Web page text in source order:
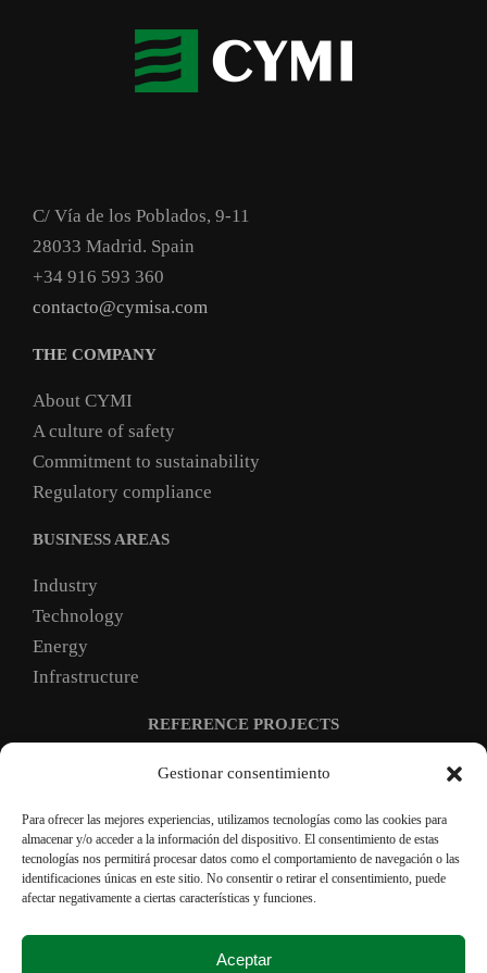
Gestionar consentimiento
Para ofrecer las mejores experiencias, utilizamos tecnologías como las cookies para
almacenar y/o acceder a la información del dispositivo. El consentimiento de estas
tecnologías nos permitirá procesar datos como el comportamiento de navegación o las
identificaciones únicas en este sitio. No consentir o retirar el consentimiento, puede
afectar negativamente a ciertas características y funciones.
Aceptar
C/ Vía de los Poblados, 9-11
28033 Madrid. Spain
+34 916 593 360
contacto@cymisa.com
THE COMPANY
About CYMI
A culture of safety
Commitment to sustainability
Regulatory compliance
BUSINESS AREAS
Industry
Technology
Energy
Infrastructure
REFERENCE PROJECTS
JOIN US
General terms and conditions
Privacy policy
Transparency and integrity